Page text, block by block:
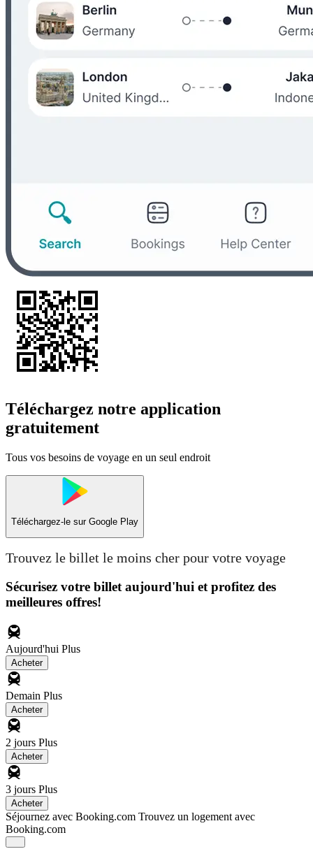
Téléchargez notre application
gratuitement
Tous vos besoins de voyage en un seul endroit
Téléchargez-le sur Google Play
Trouvez le billet le moins cher pour votre voyage
Sécurisez votre billet aujourd'hui et profitez des
meilleures offres!
Aujourd'hui Plus
Acheter
Demain Plus
Acheter
2 jours Plus
Acheter
3 jours Plus
Acheter
Séjournez avec Booking.com Trouvez un logement avec
Booking.com